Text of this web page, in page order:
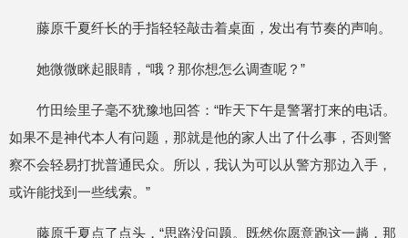
藤原千夏纤长的手指轻轻敲击着桌面，发出有节奏的声响。
她微微眯起眼睛，“哦？那你想怎么调查呢？”
竹田绘里子毫不犹豫地回答：“昨天下午是警署打来的电话。
如果不是神代本人有问题，那就是他的家人出了什么事，否则警
察不会轻易打扰普通民众。所以，我认为可以从警方那边入手，
或许能找到一些线索。”
藤原千夏点了点头，“思路没问题。既然你愿意跑这一趟，那